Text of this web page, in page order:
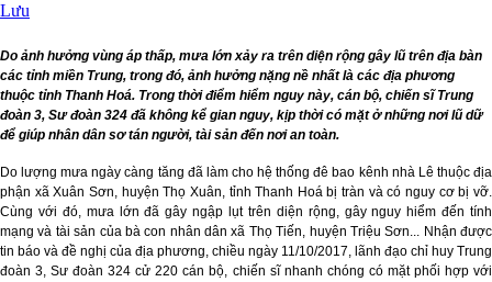
Lưu
Do ảnh hưởng vùng áp thấp, mưa lớn xảy ra trên diện rộng gây lũ trên địa bàn
các tỉnh miền Trung, trong đó, ảnh hưởng nặng nề nhất là các địa phương
thuộc tỉnh Thanh Hoá. Trong thời điểm hiểm nguy này, cán bộ, chiến sĩ Trung
đoàn 3, Sư đoàn 324 đã không kể gian nguy, kịp thời có mặt ở những nơi lũ dữ
để giúp nhân dân sơ tán người, tài sản đến nơi an toàn.
Do lượng mưa ngày càng tăng đã làm cho hệ thống đê bao kênh nhà Lê thuộc địa
phận xã Xuân Sơn, huyện Thọ Xuân, tỉnh Thanh Hoá bị tràn và có nguy cơ bị vỡ.
Cùng với đó, mưa lớn đã gây ngập lụt trên diện rộng, gây nguy hiểm đến tính
mạng và tài sản của bà con nhân dân xã Thọ Tiến, huyện Triệu Sơn... Nhận được
tin báo và đề nghị của địa phương, chiều ngày 11/10/2017, lãnh đạo chỉ huy Trung
đoàn 3, Sư đoàn 324 cử 220 cán bộ, chiến sĩ nhanh chóng có mặt phối hợp với